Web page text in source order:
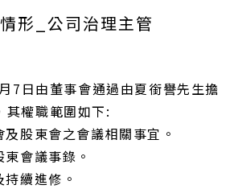
形_公司治理主管
7日由董事會通過由夏銜譽先生擔
其權職範圍如下:
股東會之會議相關事宜。
會議事錄。
續進修。